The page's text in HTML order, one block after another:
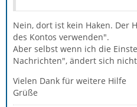
Nein, dort ist kein Haken. Der
des Kontos verwenden".
Aber selbst wenn ich die
Nachrichten", ändert sich
Vielen Dank für weitere Hilfe
Grüße